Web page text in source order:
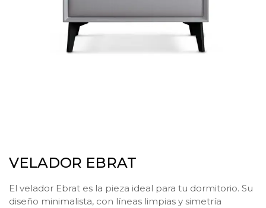
VELADOR EBRAT
El velador Ebrat es la pieza ideal para tu dormitorio. Su
diseño minimalista, con líneas limpias y simetría